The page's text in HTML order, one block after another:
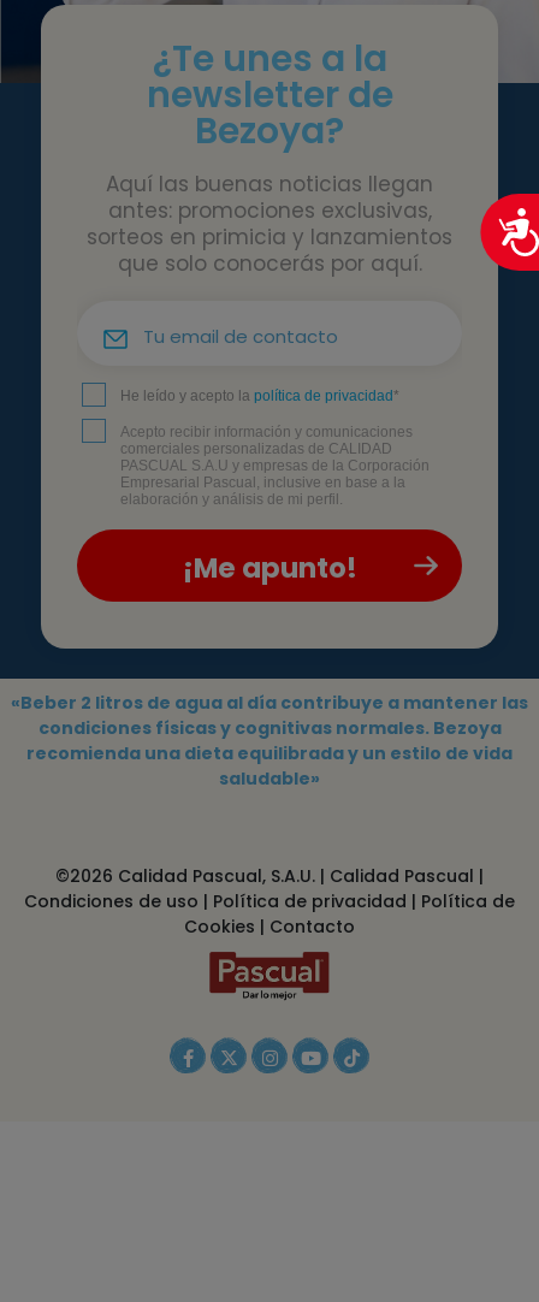
¿Te unes a la
newsletter de
Bezoya?
Aquí las buenas noticias llegan
antes: promociones exclusivas,
sorteos en primicia y lanzamientos
que solo conocerás por aquí.
He leído y acepto la política de privacidad*
Acepto recibir información y comunicaciones
comerciales personalizadas de CALIDAD
PASCUAL S.A.U y empresas de la Corporación
Empresarial Pascual, inclusive en base a la
elaboración y análisis de mi perfil.
«Beber 2 litros de agua al día contribuye a mantener las
condiciones físicas y cognitivas normales. Bezoya
recomienda una dieta equilibrada y un estilo de vida
saludable»
©2026 Calidad Pascual, S.A.U. | Calidad Pascual |
Condiciones de uso | Política de privacidad | Política de
Cookies | Contacto